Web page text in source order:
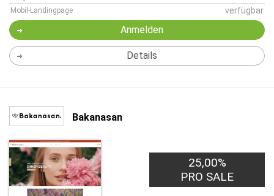
Mobil-Landingpage verfügbar
Anmelden
Details
Bakanasan
25,00%
PRO SALE